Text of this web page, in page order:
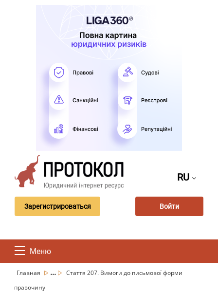
RU
Зарегистрироваться Войти
Меню
Главная ...
Стаття 207. Вимоги до письмової форми
правочину